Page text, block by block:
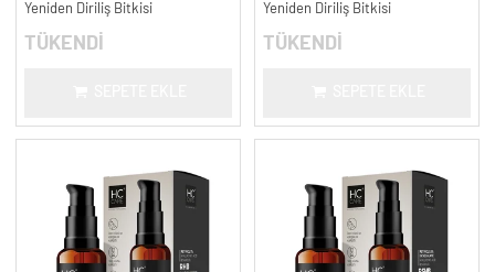
Yeniden Diriliş Bitkisi
TÜKENDİ
Yeniden Diriliş Bitkisi
TÜKENDİ